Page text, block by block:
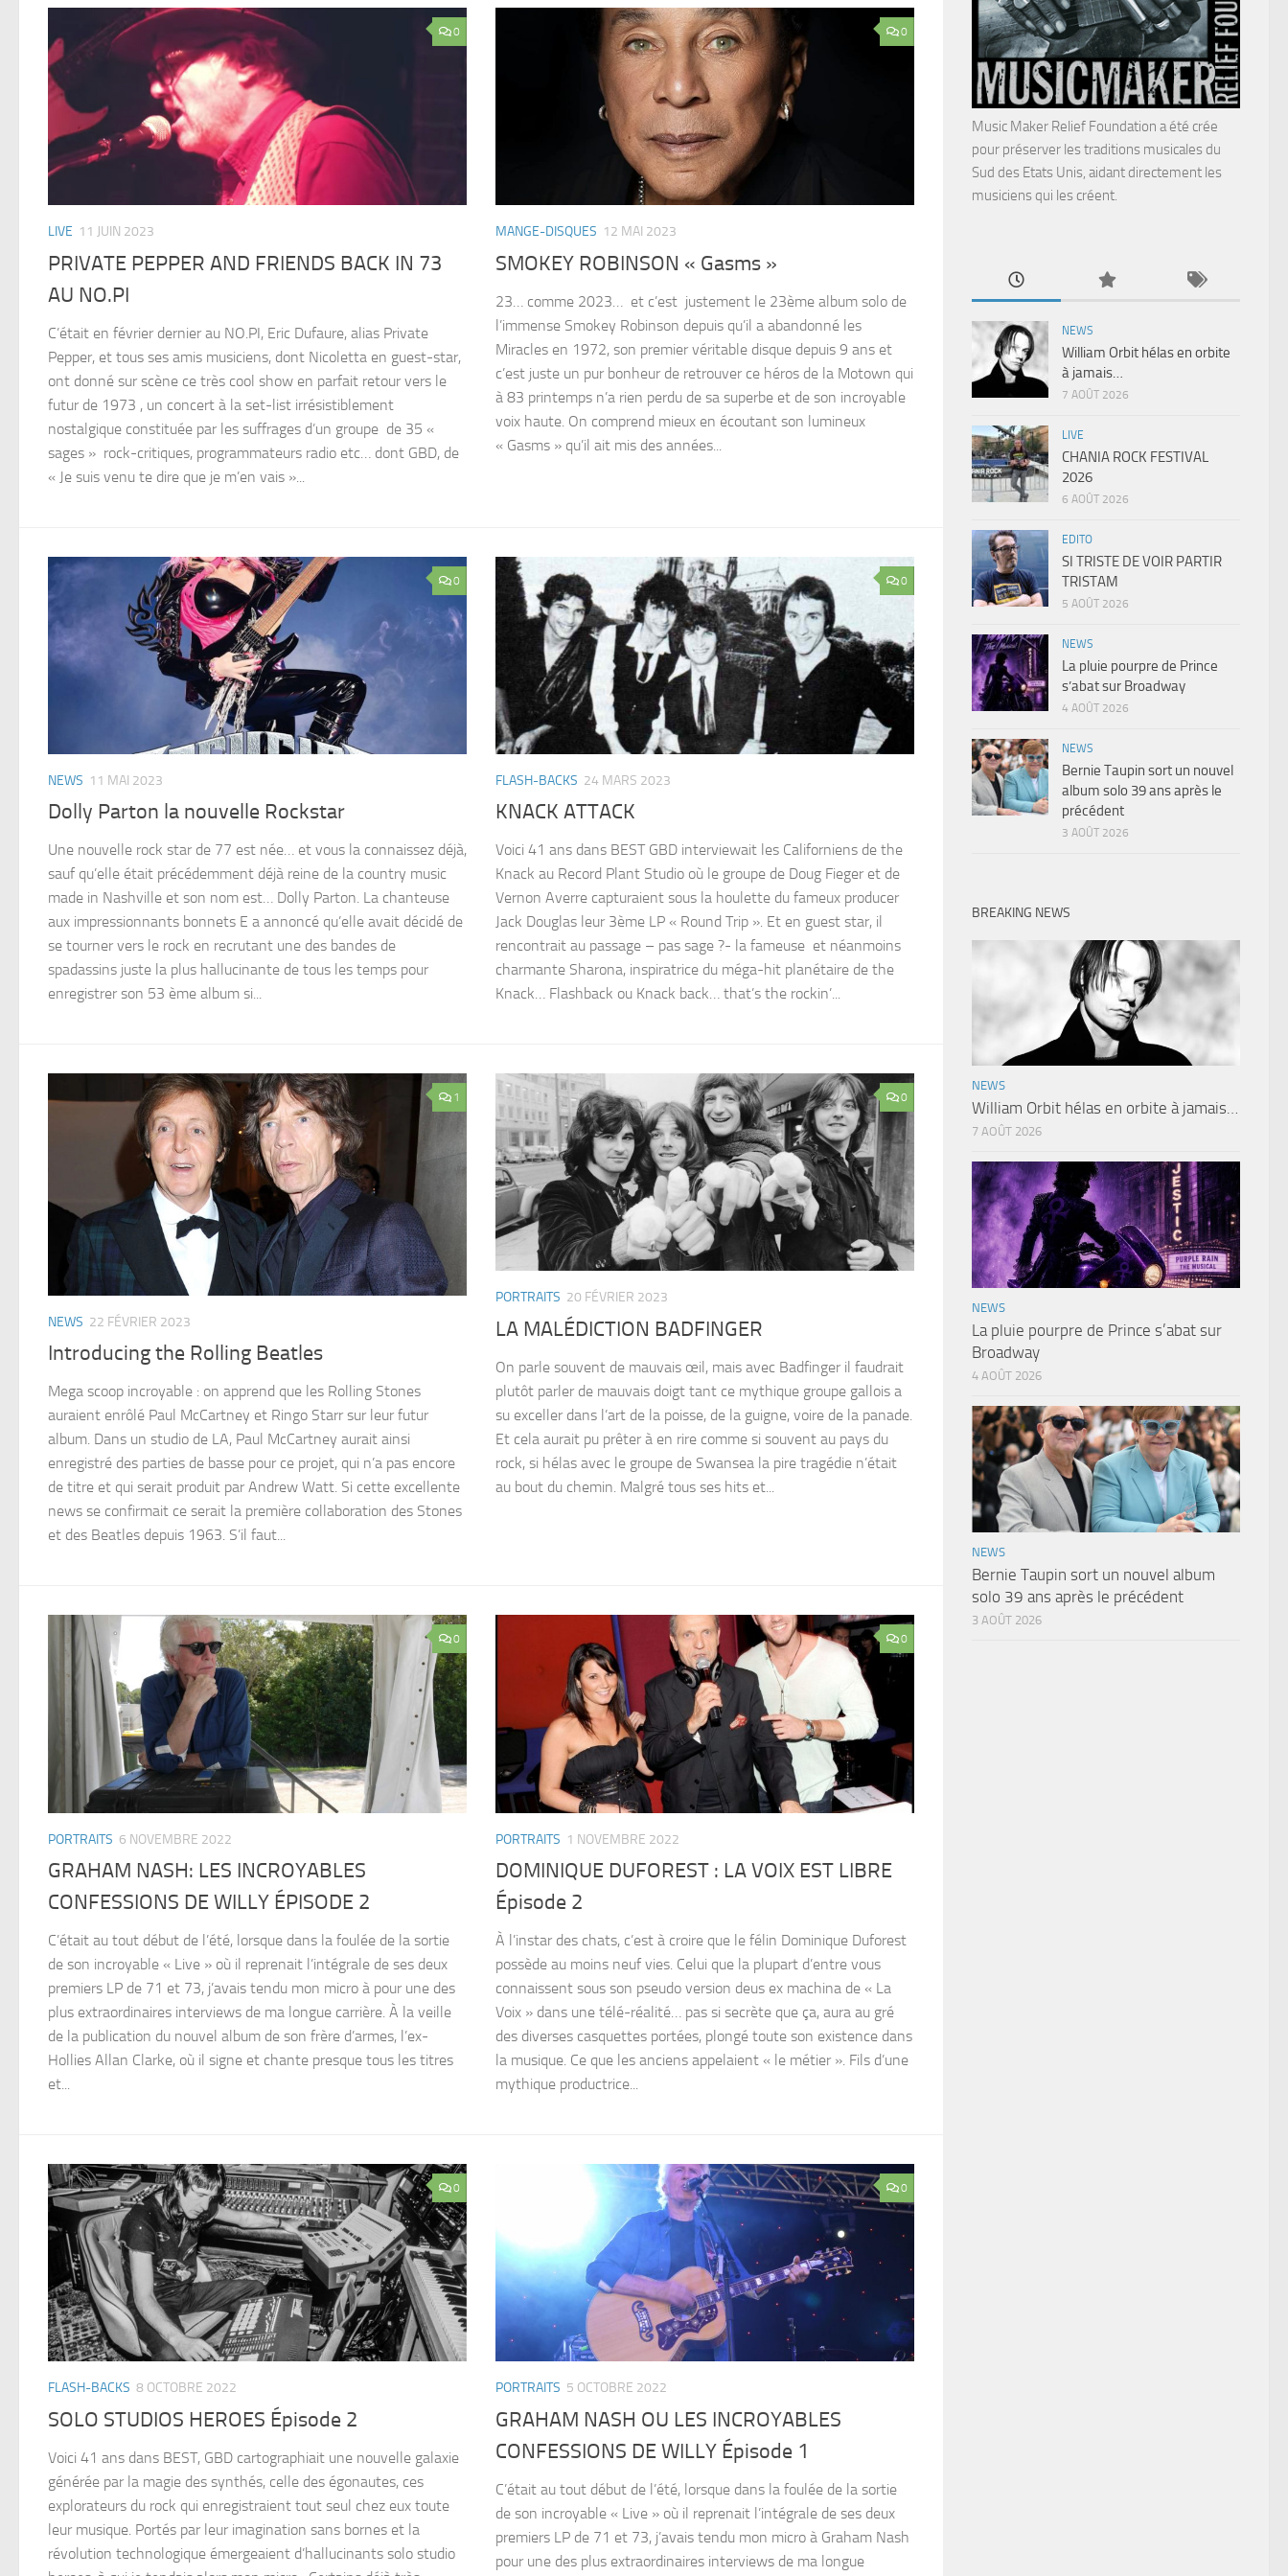
0
LIVE 11 JUIN 2023
PRIVATE PEPPER AND FRIENDS BACK IN 73
AU NO.PI
C’était en février dernier au NO.PI, Eric Dufaure, alias Private
Pepper, et tous ses amis musiciens, dont Nicoletta en guest-star,
ont donné sur scène ce très cool show en parfait retour vers le
futur de 1973 , un concert à la set-list irrésistiblement
nostalgique constituée par les suffrages d’un groupe de 35 «
sages » rock-critiques, programmateurs radio etc… dont GBD, de
« Je suis venu te dire que je m’en vais »...
0
MANGE-DISQUES 12 MAI 2023
SMOKEY ROBINSON « Gasms »
23… comme 2023… et c’est justement le 23ème album solo de
l’immense Smokey Robinson depuis qu’il a abandonné les
Miracles en 1972, son premier véritable disque depuis 9 ans et
c’est juste un pur bonheur de retrouver ce héros de la Motown qui
à 83 printemps n’a rien perdu de sa superbe et de son incroyable
voix haute. On comprend mieux en écoutant son lumineux
« Gasms » qu’il ait mis des années...
0
NEWS 11 MAI 2023
Dolly Parton la nouvelle Rockstar
Une nouvelle rock star de 77 est née… et vous la connaissez déjà,
sauf qu’elle était précédemment déjà reine de la country music
made in Nashville et son nom est… Dolly Parton. La chanteuse
aux impressionnants bonnets E a annoncé qu’elle avait décidé de
se tourner vers le rock en recrutant une des bandes de
spadassins juste la plus hallucinante de tous les temps pour
enregistrer son 53 ème album si...
0
FLASH-BACKS 24 MARS 2023
KNACK ATTACK
Voici 41 ans dans BEST GBD interviewait les Californiens de the
Knack au Record Plant Studio où le groupe de Doug Fieger et de
Vernon Averre capturaient sous la houlette du fameux producer
Jack Douglas leur 3ème LP « Round Trip ». Et en guest star, il
rencontrait au passage – pas sage ?- la fameuse et néanmoins
charmante Sharona, inspiratrice du méga-hit planétaire de the
Knack… Flashback ou Knack back… that’s the rockin’...
1
NEWS 22 FÉVRIER 2023
Introducing the Rolling Beatles
Mega scoop incroyable : on apprend que les Rolling Stones
auraient enrôlé Paul McCartney et Ringo Starr sur leur futur
album. Dans un studio de LA, Paul McCartney aurait ainsi
enregistré des parties de basse pour ce projet, qui n’a pas encore
de titre et qui serait produit par Andrew Watt. Si cette excellente
news se confirmait ce serait la première collaboration des Stones
et des Beatles depuis 1963. S’il faut...
0
PORTRAITS 20 FÉVRIER 2023
LA MALÉDICTION BADFINGER
On parle souvent de mauvais œil, mais avec Badfinger il faudrait
plutôt parler de mauvais doigt tant ce mythique groupe gallois a
su exceller dans l’art de la poisse, de la guigne, voire de la panade.
Et cela aurait pu prêter à en rire comme si souvent au pays du
rock, si hélas avec le groupe de Swansea la pire tragédie n’était
au bout du chemin. Malgré tous ses hits et...
0
PORTRAITS 6 NOVEMBRE 2022
GRAHAM NASH: LES INCROYABLES
CONFESSIONS DE WILLY ÉPISODE 2
C’était au tout début de l’été, lorsque dans la foulée de la sortie
de son incroyable « Live » où il reprenait l’intégrale de ses deux
premiers LP de 71 et 73, j’avais tendu mon micro à pour une des
plus extraordinaires interviews de ma longue carrière. À la veille
de la publication du nouvel album de son frère d’armes, l’ex-
Hollies Allan Clarke, où il signe et chante presque tous les titres
et...
0
PORTRAITS 1 NOVEMBRE 2022
DOMINIQUE DUFOREST : LA VOIX EST LIBRE
Épisode 2
À l’instar des chats, c’est à croire que le félin Dominique Duforest
possède au moins neuf vies. Celui que la plupart d’entre vous
connaissent sous son pseudo version deus ex machina de « La
Voix » dans une télé-réalité… pas si secrète que ça, aura au gré
des diverses casquettes portées, plongé toute son existence dans
la musique. Ce que les anciens appelaient « le métier ». Fils d’une
mythique productrice...
0
FLASH-BACKS 8 OCTOBRE 2022
SOLO STUDIOS HEROES Épisode 2
Voici 41 ans dans BEST, GBD cartographiait une nouvelle galaxie
générée par la magie des synthés, celle des égonautes, ces
explorateurs du rock qui enregistraient tout seul chez eux toute
leur musique. Portés par leur imagination sans bornes et la
révolution technologique émergeaient d’hallucinants solo studio
0
PORTRAITS 5 OCTOBRE 2022
GRAHAM NASH OU LES INCROYABLES
CONFESSIONS DE WILLY Épisode 1
C’était au tout début de l’été, lorsque dans la foulée de la sortie
de son incroyable « Live » où il reprenait l’intégrale de ses deux
premiers LP de 71 et 73, j’avais tendu mon micro à Graham Nash
pour une des plus extraordinaires interviews de ma longue
Music Maker Relief Foundation a été crée
pour préserver les traditions musicales du
Sud des Etats Unis, aidant directement les
musiciens qui les créent.
NEWS
William Orbit hélas en orbite
à jamais…
7 AOÛT 2026
LIVE
CHANIA ROCK FESTIVAL
2026
6 AOÛT 2026
EDITO
SI TRISTE DE VOIR PARTIR
TRISTAM
5 AOÛT 2026
NEWS
La pluie pourpre de Prince
s’abat sur Broadway
4 AOÛT 2026
NEWS
Bernie Taupin sort un nouvel
album solo 39 ans après le
précédent
3 AOÛT 2026
BREAKING NEWS
NEWS
William Orbit hélas en orbite à jamais…
7 AOÛT 2026
NEWS
La pluie pourpre de Prince s’abat sur
Broadway
4 AOÛT 2026
NEWS
Bernie Taupin sort un nouvel album
solo 39 ans après le précédent
3 AOÛT 2026